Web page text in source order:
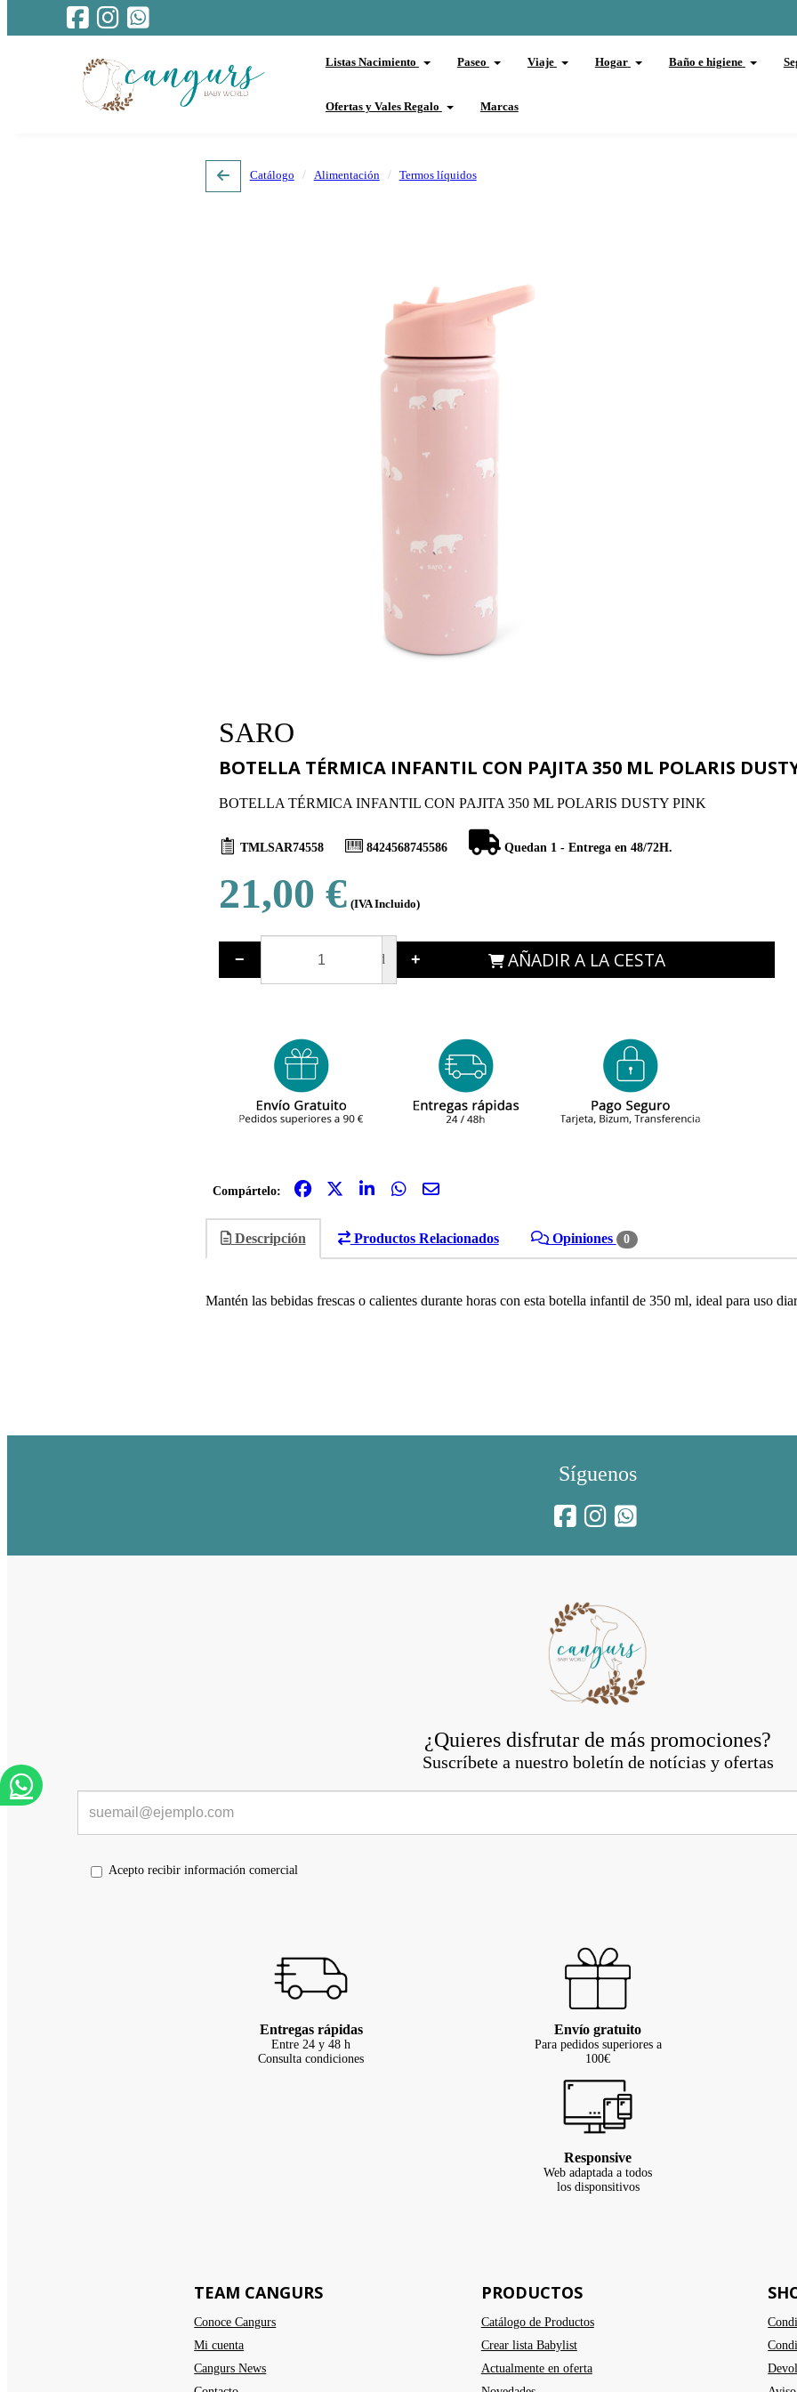
Listas Nacimiento Paseo Viaje Hogar Baño e higiene
Ofertas y Vales Regalo Marcas
Catálogo Alimentación Termos líquidos
SARO
BOTELLA TÉRMICA INFANTIL CON PAJITA 350 ML POLARIS
BOTELLA TÉRMICA INFANTIL CON PAJITA 350 ML POLARIS DUSTY PINK
TMLSAR74558 8424568745586 Quedan 1 - Entrega en 48/72H.
21,00 € (IVA Incluido)
− ud + AÑADIR A LA CESTA
Compártelo:
Descripción Productos Relacionados Opiniones 0
Mantén las bebidas frescas o calientes durante horas con esta botella infantil de 350 ml, ideal para uso
Síguenos
¿Quieres disfrutar de más promociones?
Suscríbete a nuestro boletín de notícias y ofertas
Acepto recibir información comercial
Entregas rápidas
Entre 24 y 48 h
Consulta condiciones
Envío gratuito
Para pedidos superiores a
100€
Responsive
Web adaptada a todos
los disponsitivos
TEAM CANGURS
Conoce Cangurs
Mi cuenta
Cangurs News
PRODUCTOS
Catálogo de Productos
Crear lista Babylist
Actualmente en oferta